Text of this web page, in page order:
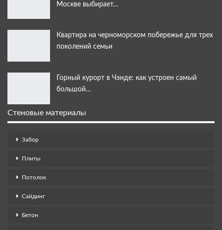
Москве выбирает…
Квартира на черноморском побережье для трех
поколений семьи
Горный курорт в Чэнде: как устроен самый
большой…
Стеновые материалы
Забор
Плиты
Потолок
Сайдинг
Бетон